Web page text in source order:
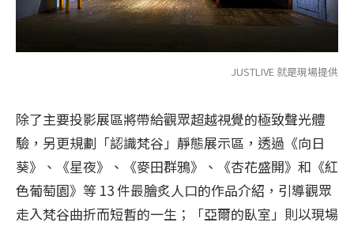
JUSTLIVE 就是現場提供
除了主要投影展區將帶給觀眾超越視覺的極致聲光體
驗，另更規劃「認識梵谷」靜態展示區，透過《向日
葵》、《星夜》、《麥田群鴉》、《杏花盛開》和《紅
色葡萄園》等 13 件最膾炙人口的作品介紹，引導觀眾
走入梵谷曲折而短暫的一生；「亞爾的臥室」則以現場